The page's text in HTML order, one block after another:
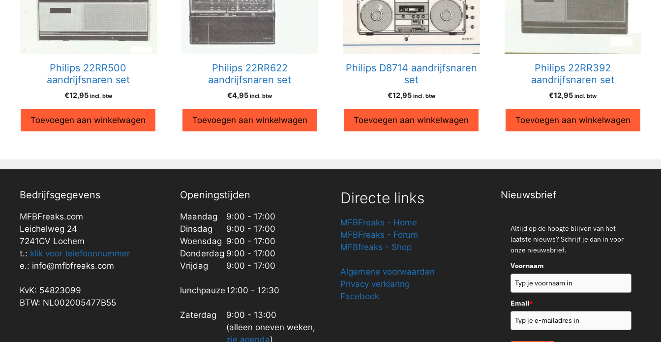
Philips 22RR500
aandrijfsnaren set
€12,95 incl. btw
Toevoegen aan winkelwagen
Philips 22RR622
aandrijfsnaren set
€4,95 incl. btw
Toevoegen aan winkelwagen
Philips D8714 aandrijfsnaren
set
€12,95 incl. btw
Toevoegen aan winkelwagen
Philips 22RR392
aandrijfsnaren set
€12,95 incl. btw
Toevoegen aan winkelwagen
Bedrijfsgegevens
MFBFreaks.com
Leichelweg 24
7241CV Lochem
t.: klik voor telefoonnummer
e.: info@mfbfreaks.com
KvK: 54823099
BTW: NL002005477B55
Openingstijden
Maandag
Dinsdag
Woensdag
Donderdag
Vrijdag
lunchpauze
Zaterdag
9:00 - 17:00
9:00 - 17:00
9:00 - 17:00
9:00 - 17:00
9:00 - 17:00
12:00 - 12:30
9:00 - 13:00
(alleen oneven weken,
zie agenda)
Directe links
MFBFreaks - Home
MFBFreaks - Forum
MFBfreaks - Shop
Algemene voorwaarden
Privacy verklaring
Facebook
Nieuwsbrief
Altijd op de hoogte blijven van het
laatste nieuws? Schrijf je dan in voor
onze nieuwsbrief.
Voornaam
Email*